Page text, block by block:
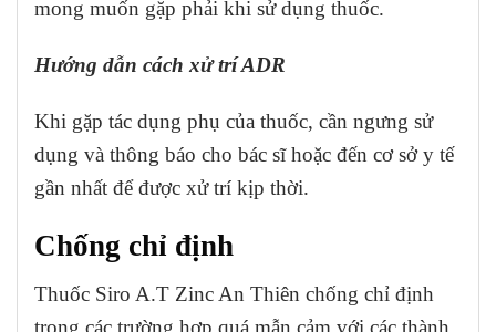
mong muốn gặp phải khi sử dụng thuốc.
Hướng dẫn cách xử trí ADR
Khi gặp tác dụng phụ của thuốc, cần ngưng sử
dụng và thông báo cho bác sĩ hoặc đến cơ sở y tế
gần nhất để được xử trí kịp thời.
Chống chỉ định
Thuốc Siro A.T Zinc An Thiên chống chỉ định
trong các trường hợp quá mẫn cảm với các thành